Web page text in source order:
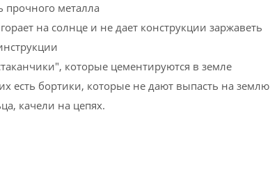
прочного металла
на солнце и не дает конструкции заржаветь
которые цементируются в земле
есть бортики, которые не дают выпасть на землю
качели на цепях.